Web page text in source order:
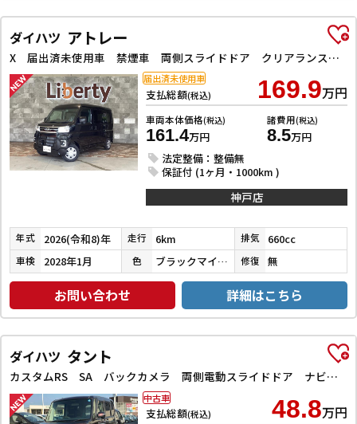
ダイハツ アトレー
X 届出済未使用車 禁煙車 両側スライドドア クリアランスソナー 衝突被害軽減システム オートライト LEDヘッドランプ スマートキー アイドリングストップ 電動格納ミラー CVT 盗難防止システム
支払総額(税込) 169.9万円
車両本体価格(税込)
161.4万円
諸費用(税込)
8.5万円
法定整備：整備無
保証付 (1ヶ月・1000km )
届出済未使用車
神戸店
年式 2026(令和8)年 走行 6km 排気 660cc
車検 2028年1月 色 ブラックマイカメタリック 修復 無
お問い合わせ 詳細はこちら
ダイハツ タント
カスタムRS SA バックカメラ 両側電動スライドドア ナビ TV 衝突被害軽減システム オートライト スマートキー アイドリングストップ 電動格納ミラー ベンチシート CVT ESC アルミホイール エアコン
支払総額(税込) 48.8万円
中古車